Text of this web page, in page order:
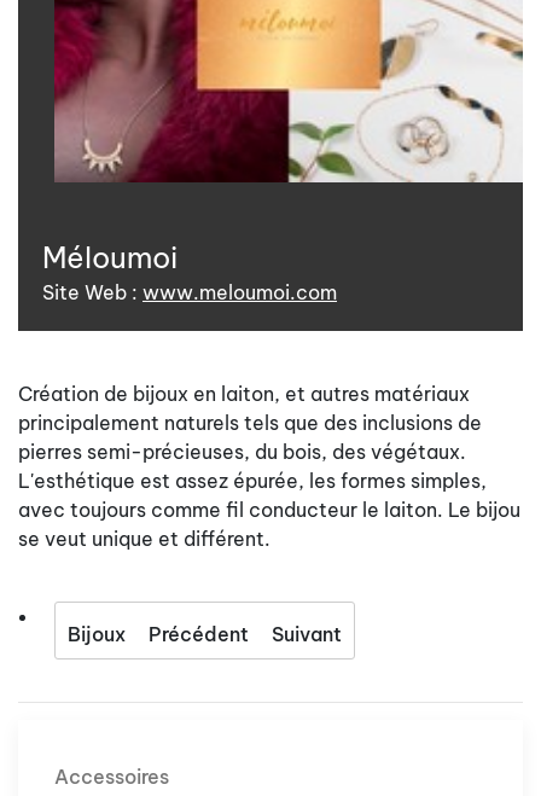
Méloumoi
Site Web : www.meloumoi.com
Création de bijoux en laiton, et autres matériaux
principalement naturels tels que des inclusions de
pierres semi-précieuses, du bois, des végétaux.
L'esthétique est assez épurée, les formes simples,
avec toujours comme fil conducteur le laiton. Le bijou
se veut unique et différent.
Bijoux Précédent Suivant
Accessoires